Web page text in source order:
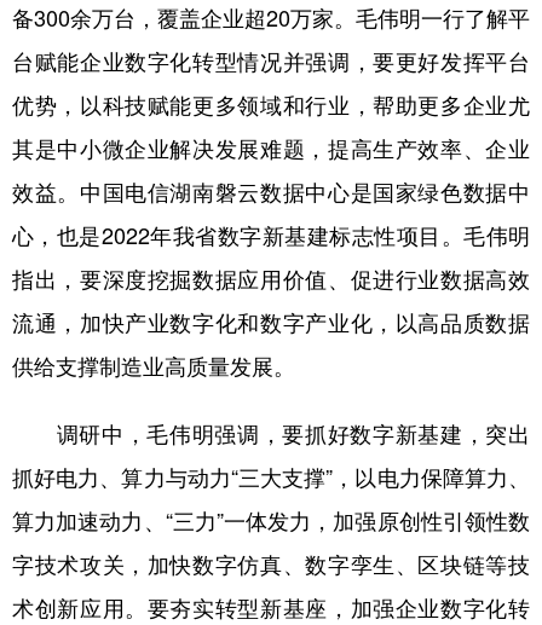
备300余万台，覆盖企业超20万家。毛伟明一行了解平
台赋能企业数字化转型情况并强调，要更好发挥平台
优势，以科技赋能更多领域和行业，帮助更多企业尤
其是中小微企业解决发展难题，提高生产效率、企业
效益。中国电信湖南磐云数据中心是国家绿色数据中
心，也是2022年我省数字新基建标志性项目。毛伟明
指出，要深度挖掘数据应用价值、促进行业数据高效
流通，加快产业数字化和数字产业化，以高品质数据
供给支撑制造业高质量发展。
调研中，毛伟明强调，要抓好数字新基建，突出
抓好电力、算力与动力“三大支撑”，以电力保障算力、
算力加速动力、“三力”一体发力，加强原创性引领性数
字技术攻关，加快数字仿真、数字孪生、区块链等技
术创新应用。要夯实转型新基座，加强企业数字化转